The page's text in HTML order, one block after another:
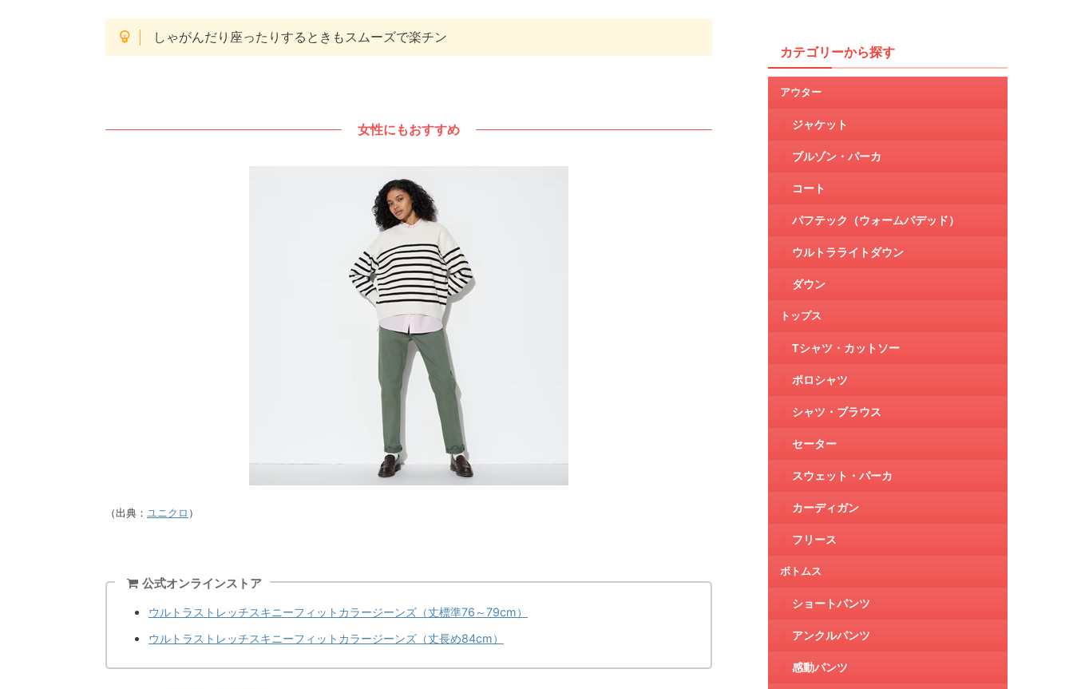
しゃがんだり座ったりするときもスムーズで楽チン
女性にもおすすめ
（出典： ユニクロ ）
公式オンラインストア
ウルトラストレッチスキニーフィットカラージーンズ（丈標準76～79cm）
ウルトラストレッチスキニーフィットカラージーンズ（丈長め84cm）
カテゴリーから探す
アウター
ジャケット
ブルゾン・パーカ
コート
パフテック（ウォームパデッド）
ウルトラライトダウン
ダウン
トップス
Tシャツ・カットソー
ポロシャツ
シャツ・ブラウス
セーター
スウェット・パーカ
カーディガン
フリース
ボトムス
ショートパンツ
アンクルパンツ
感動パンツ